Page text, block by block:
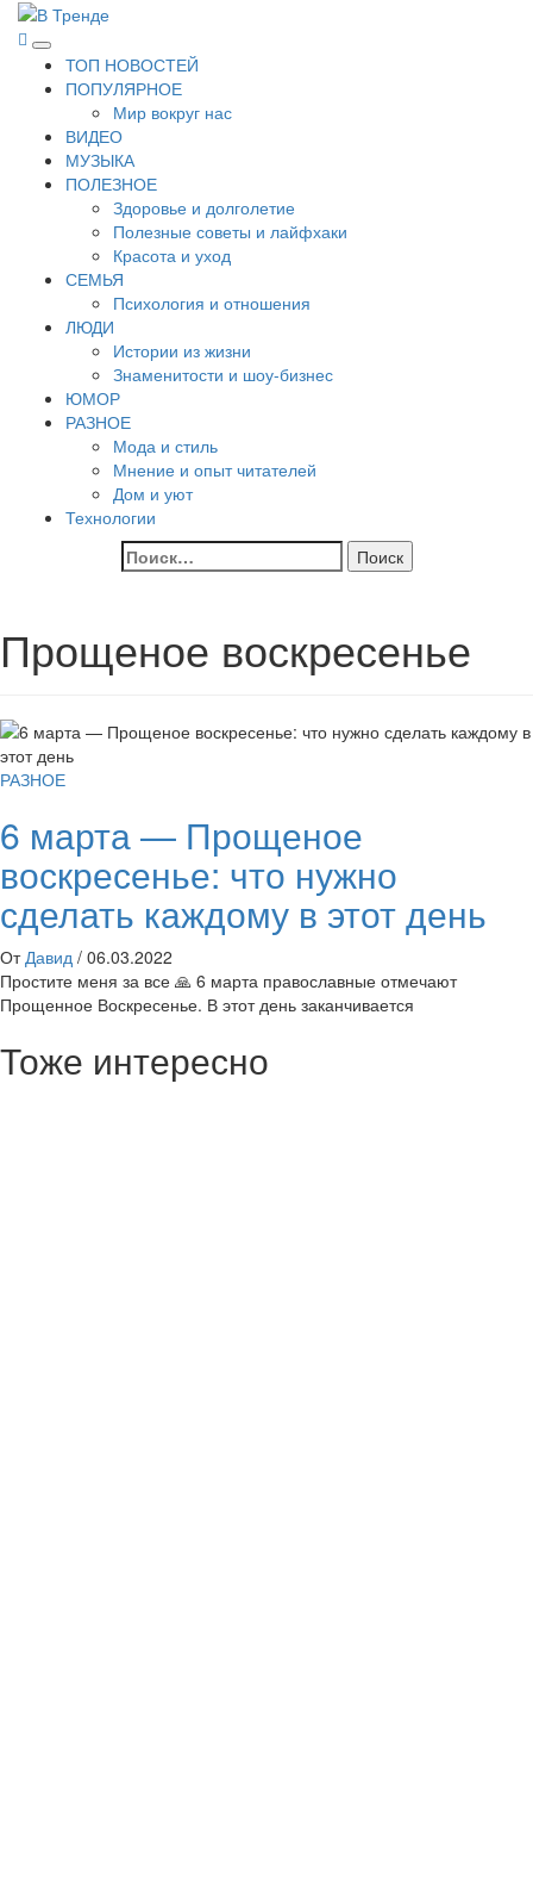
Перейти
содержимому
В Тренде
Самые свежие новости интернета
Основное
меню
ТОП НОВОСТЕЙ
ПОПУЛЯРНОЕ
Мир вокруг нас
ВИДЕО
МУЗЫКА
ПОЛЕЗНОЕ
Здоровье и долголетие
Полезные советы и лайфхаки
Красота и уход
СЕМЬЯ
Психология и отношения
ЛЮДИ
Истории из жизни
Знаменитости и шоу-бизнес
ЮМОР
РАЗНОЕ
Мода и стиль
Мнение и опыт читателей
Дом и уют
Технологии
Найти:
Прощеное воскресенье
РАЗНОЕ
6 марта — Прощеное
воскресенье: что нужно
сделать каждому в этот день
От Давид / 06.03.2022
Простите меня за все 🙏 6 марта православные отмечают
Прощенное Воскресенье. В этот день заканчивается
Тоже интересно